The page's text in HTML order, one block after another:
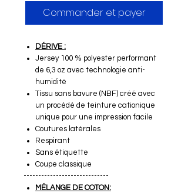
Commander et payer
DÉRIVE :
Jersey 100 % polyester performant
de 6,3 oz avec technologie anti-
humidité
Tissu sans bavure (NBF) créé avec
un procédé de teinture cationique
unique pour une impression facile
Coutures latérales
Respirant
Sans étiquette
Coupe classique
-----------------------------
MÉLANGE DE COTON: